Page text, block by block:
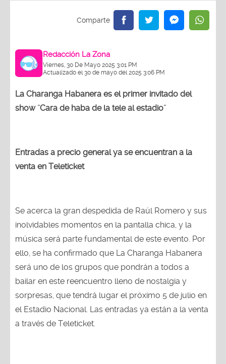
Redacción La Zona
Viernes, 30 De Mayo 2025 3:01 PM
Actualizado el 30 de mayo del 2025 3:06 PM
La Charanga Habanera es el primer invitado del
show ¨Cara de haba de la tele al estadio¨
Entradas a precio general ya se encuentran a la
venta en Teleticket
Se acerca la gran despedida de Raúl Romero y sus
inolvidables momentos en la pantalla chica, y la
música será parte fundamental de este evento. Por
ello, se ha confirmado que La Charanga Habanera
será uno de los grupos que pondrán a todos a
bailar en este reencuentro lleno de nostalgia y
sorpresas, que tendrá lugar el próximo 5 de julio en
el Estadio Nacional. Las entradas ya están a la venta
a través de Teleticket.